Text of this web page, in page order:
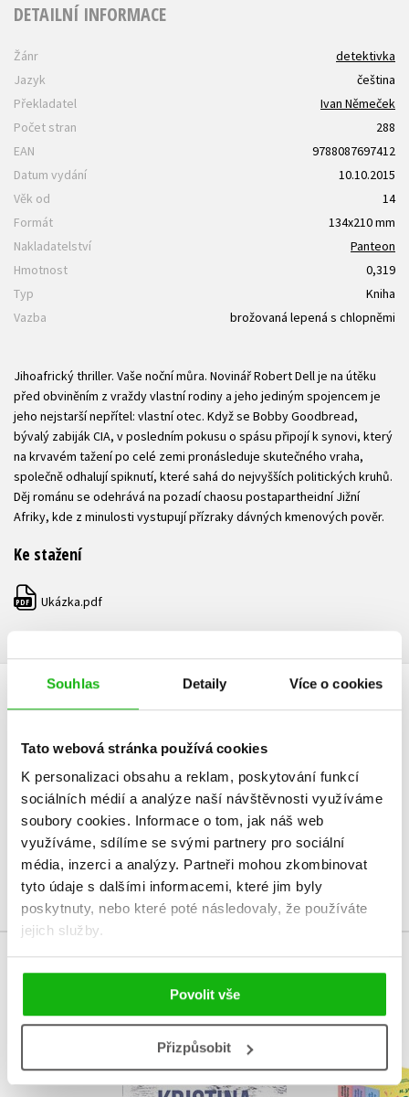
Souhlas Detaily Více o cookies
Tato webová stránka používá cookies
K personalizaci obsahu a reklam, poskytování funkcí
sociálních médií a analýze naší návštěvnosti využíváme
soubory cookies. Informace o tom, jak náš web
využíváme, sdílíme se svými partnery pro sociální
média, inzerci a analýzy. Partneři mohou zkombinovat
tyto údaje s dalšími informacemi, které jim byly
poskytnuty, nebo které poté následovaly, že používáte
jejich služby.
Povolit vše
Přizpůsobit
DETAILNÍ INFORMACE
Žánr
detektivka
Jazyk
čeština
Překladatel
Ivan Němeček
Počet stran
288
EAN
9788087697412
Datum vydání
10.10.2015
Věk od
14
Formát
134x210 mm
Nakladatelství
Panteon
Hmotnost
0,319
Typ
Kniha
Vazba
brožovaná lepená s chlopněmi
Jihoafrický thriller. Vaše noční můra. Novinář Robert Dell je na útěku
před obviněním z vraždy vlastní rodiny a jeho jediným spojencem je
jeho nejstarší nepřítel: vlastní otec. Když se Bobby Goodbread,
bývalý zabiják CIA, v posledním pokusu o spásu připojí k synovi, který
na krvavém tažení po celé zemi pronásleduje skutečného vraha,
společně odhalují spiknutí, které sahá do nejvyšších politických kruhů.
Děj románu se odehrává na pozadí chaosu postapartheidní Jižní
Afriky, kde z minulosti vystupují přízraky dávných kmenových pověr.
Ke stažení
PDF Ukázka.pdf
HODNOCENÍ ČTENÁŘŮ
V současné době nejsou vytvořena žádná uživatelská hodnocení.
Vaše hodnocení
Uživatelskou recenzi mohou vkládat pouze registrovaní uživatelé
Přihlásit
MOHLO BY VÁS TAKÉ ZAJÍMAT
Kotva
Záhady